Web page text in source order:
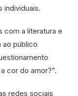
individuais.
com a literatura e
ao público
cor do amor?”.
redes sociais